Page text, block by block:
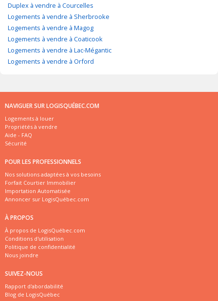
Duplex à vendre à Courcelles
Logements à vendre à Sherbrooke
Logements à vendre à Magog
Logements à vendre à Coaticook
Logements à vendre à Lac-Mégantic
Logements à vendre à Orford
NAVIGUER SUR LOGISQUÉBEC.COM
Logements à louer
Propriétés à vendre
Aide - FAQ
Sécurité
POUR LES PROFESSIONNELS
Nos solutions adaptées à vos besoins
Forfait Courtier Immobilier
Importation Automatisée
Annoncer sur LogisQuébec.com
À PROPOS
À propos de LogisQuébec.com
Conditions d'utilisation
Politique de confidentialité
Nous joindre
SUIVEZ-NOUS
Rapport d'abordabilité
Blog de LogisQuébec